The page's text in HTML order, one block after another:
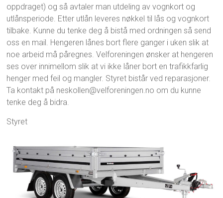
oppdraget) og så avtaler man utdeling av vognkort og
utlånsperiode. Etter utlån leveres nøkkel til lås og vognkort
tilbake. Kunne du tenke deg å bistå med ordningen så send
oss en mail. Hengeren lånes bort flere ganger i uken slik at
noe arbeid må påregnes. Velforeningen ønsker at hengeren
ses over innimellom slik at vi ikke låner bort en trafikkfarlig
henger med feil og mangler. Styret bistår ved reparasjoner.
Ta kontakt på neskollen@velforeningen.no om du kunne
tenke deg å bidra.
Styret